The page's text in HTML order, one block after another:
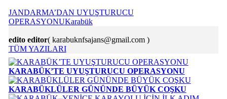
JANDARMA’DAN UYUŞTURUCU
OPERASYONUKarabük
edito editor( karabuknfsajans@gmail.com )
TÜM YAZILARI
KARABÜK’TE UYUŞTURUCU OPERASYONU
KARABÜKLÜLER GÜNÜNDE BÜYÜK COŞKU